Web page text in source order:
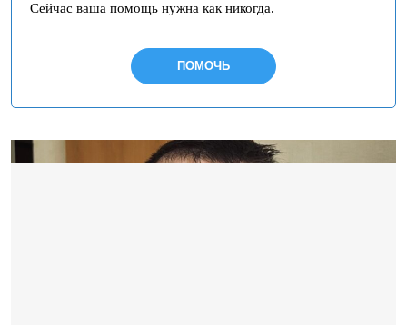
Сейчас ваша помощь нужна как никогда.
ПОМОЧЬ